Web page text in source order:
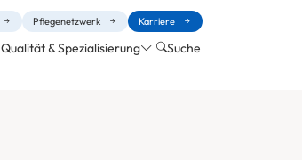
Pflegenetzwerk Karriere
Qualität & Spezialisierung Suche